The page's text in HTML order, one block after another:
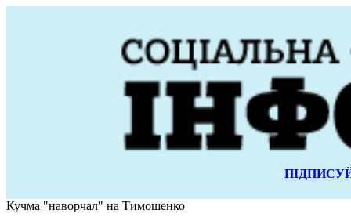
Кучма "наворчал" на Тимошенко